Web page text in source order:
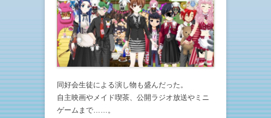
同好会生徒による演し物も盛んだった。
自主映画やメイド喫茶、公開ラジオ放送やミニ
ゲームまで……。